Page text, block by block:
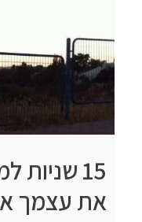
15
את עצמך